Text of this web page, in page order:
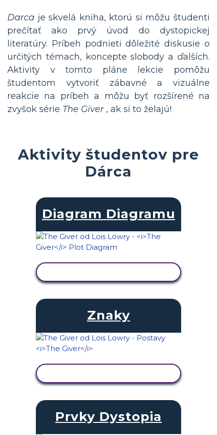
Darca je skvelá kniha, ktorú si môžu študenti
prečítať ako prvý úvod do dystopickej
literatúry. Príbeh podnieti dôležité diskusie o
určitých témach, koncepte slobody a ďalších.
Aktivity v tomto pláne lekcie pomôžu
študentom vytvoriť zábavné a vizuálne
reakcie na príbeh a môžu byť rozšírené na
zvyšok série The Giver, ak si to želajú!
Aktivity študentov pre
Dárca
Diagram Diagramu
Znaky
Prvky Dystopia